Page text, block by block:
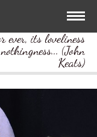
ever, its loveliness
(John
Keats)